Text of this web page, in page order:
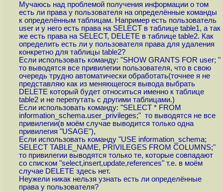
Мучаюсь над проблемой получения информации о том
есть ли права у пользователя на определённые команды
к определённым таблицам. Например есть пользователь
user и у него есть права на SELECT в таблице table1, а так
же есть права на SELECT, DELETE в таблице table2. Как
определить есть ли у пользователя права для удаления
конкретно для таблицы table2?
Если использовать команду: "SHOW GRANTS FOR user; "
то выводятся все привилегии пользователя, что в свою
очередь трудно автоматически обработать(точнее я не
представляю как из меняющегося вывода выбрать
DELETE который будет относиться именно к таблице
table2 и не перепутать с другими таблицами.)
Если использовать команду: "SELECT * FROM
information_schema.user_privileges;" то выводятся не все
привилегии(в моём случае выводится только одна
привилегия "USAGE"),
Если использовать команду "USE information_schema;
SELECT TABLE_NAME, PRIVILEGES FROM COLUMNS;"
то привилегии выводятся только те, которые совпадают
со списком "select,insert,update,references" т.е. в моём
случае DELETE здесь нет.
Неужели никак нельзя узнать есть ли определённые
права у пользователя?